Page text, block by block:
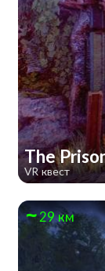
The
VR квест
29 км